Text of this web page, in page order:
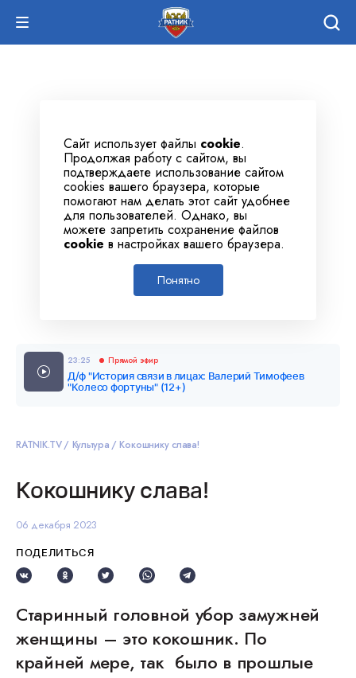
Сайт использует файлы cookie.
Продолжая работу с сайтом, вы
подтверждаете использование сайтом
cookies вашего браузера, которые
помогают нам делать этот сайт удобнее
для пользователей. Однако, вы
можете запретить сохранение файлов
cookie в настройках вашего браузера.
Понятно
23:25 Прямой эфир
Д/ф "История связи в лицах: Валерий Тимофеев
"Колесо фортуны" (12+)
RATNIK.TV Культура Кокошнику слава!
Кокошнику слава!
06 декабря 2023
ПОДЕЛИТЬСЯ
Старинный головной убор замужней
женщины – это кокошник. По
крайней мере, так было в прошлые